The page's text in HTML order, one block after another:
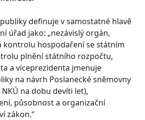
definuje v samostatné hlavě
úřad jako: „nezávislý orgán,
kontrolu hospodaření se státním
plnění státního rozpočtu,
a viceprezidenta jmenuje
na návrh Poslanecké sněmovny
na dobu devíti let),
působnost a organizační
zákon.“